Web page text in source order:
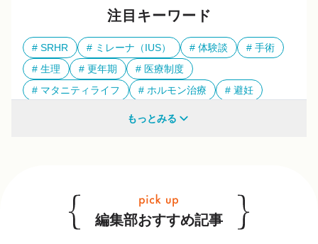
注目キーワード
SRHR ミレーナ（IUS） 体験談
手術
生理
更年期
医療制度
マタニティライフ
ホルモン治療
避妊
もっとみる
編集部おすすめ記事